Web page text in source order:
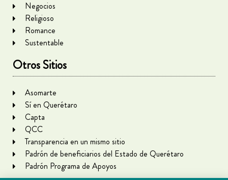
Negocios
Religioso
Romance
Sustentable
Otros Sitios
Asomarte
Sí en Querétaro
Capta
QCC
Transparencia en un mismo sitio
Padrón de beneficiarios del Estado de Querétaro
Padrón Programa de Apoyos